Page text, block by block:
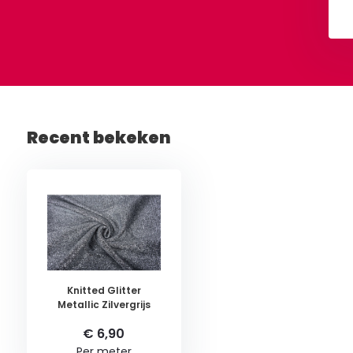
Recent bekeken
Knitted Glitter
Metallic Zilvergrijs
€ 6,90